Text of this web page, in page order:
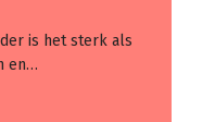
is het sterk als
en…